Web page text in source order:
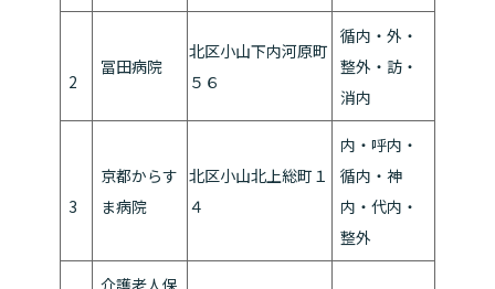
2
冨田病院
北区小山下内河原町
５６
循内・外・
整外・訪・
消内
3
京都からす
ま病院
北区小山北上総町１
４
内・呼内・
循内・神
内・代内・
整外
介護老人保